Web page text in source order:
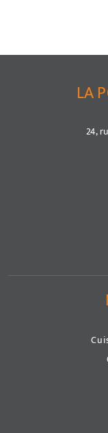
LA
24,